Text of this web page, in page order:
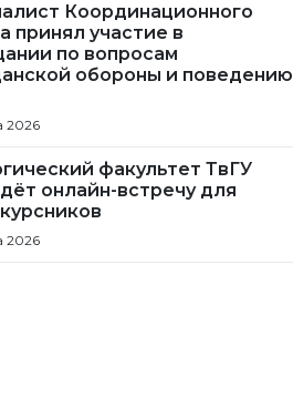
Координационного
принял участие в
по вопросам
обороны и поведению
2026
факультет ТвГУ
онлайн-встречу для
2026